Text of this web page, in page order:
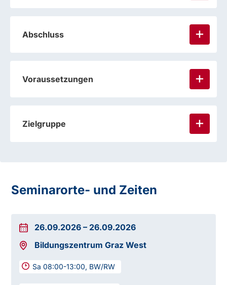
Abschluss
Voraussetzungen
Zielgruppe
Seminarorte- und Zeiten
26.09.2026 – 26.09.2026
Bildungszentrum Graz West
Sa 08:00-13:00, BW/RW